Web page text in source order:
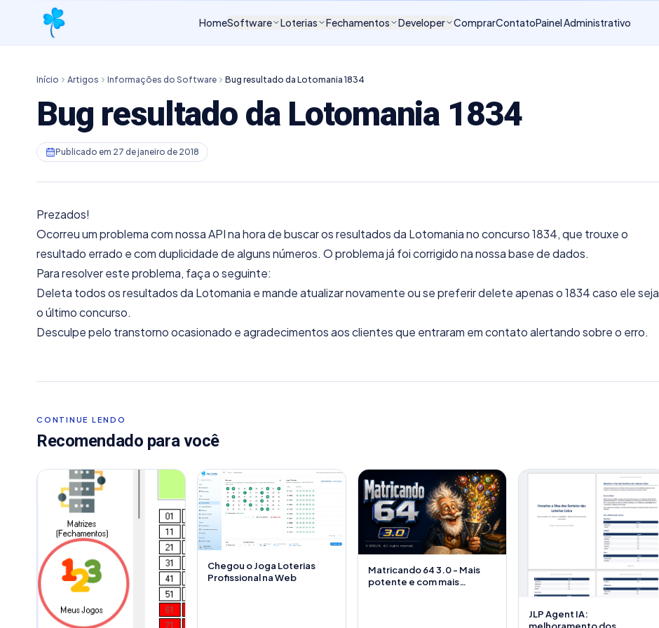
HomeSoftware Loterias Fechamentos Developer ComprarContatoPainel Administrativo
Início Artigos Informações do Software Bug resultado da Lotomania 1834
Bug resultado da Lotomania 1834
Publicado em 27 de janeiro de 2018
Prezados!
Ocorreu um problema com nossa API na hora de buscar os resultados da Lotomania no concurso 1834, que trouxe o
resultado errado e com duplicidade de alguns números. O problema já foi corrigido na nossa base de dados.
Para resolver este problema, faça o seguinte:
Deleta todos os resultados da Lotomania e mande atualizar novamente ou se preferir delete apenas o 1834 caso ele seja
o último concurso.
Desculpe pelo transtorno ocasionado e agradecimentos aos clientes que entraram em contato alertando sobre o erro.
CONTINUE LENDO
Recomendado para você
Chegou o Joga Loterias
Profissional na Web
Matricando 64 3.0 - Mais
potente e com mais
JLP Agent IA: